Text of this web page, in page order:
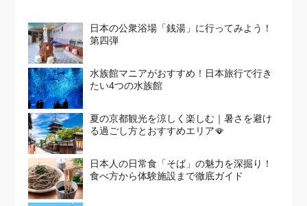
日本の公衆浴場「銭湯」に行ってみよう！
第四弾
水族館マニアがおすすめ！日本旅行で行き
たい4つの水族館
夏の京都観光を涼しく楽しむ｜暑さを避け
る過ごし方とおすすめエリア🪭
日本人の日常食「そば」の魅力を深掘り！
食べ方から体験施設まで徹底ガイド